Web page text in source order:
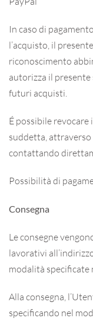
In caso di
l’acquisto, il
riconoscimento
autorizza il
futuri acquisti.
É possibile
suddetta, attraverso
contattando
Possibilità di
Consegna
Le consegne
lavorativi
modalità specificate
Alla consegna,
specificando nel